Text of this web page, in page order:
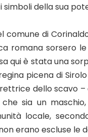
della sua
comune di
romana sorsero
qui è stata una
picena di
dello scavo
sia un
locale,
erano escluse le